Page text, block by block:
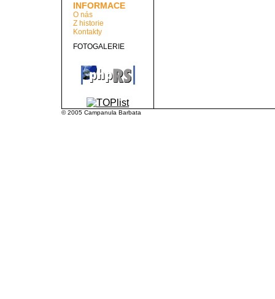
INFORMACE
O nás
Z historie
Kontakty
FOTOGALERIE
© 2005 Campanula Barbata